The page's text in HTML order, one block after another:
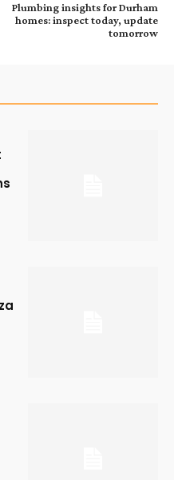
Plumbing insights for Durham
homes: inspect today, update
tomorrow